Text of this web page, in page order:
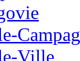
Ville